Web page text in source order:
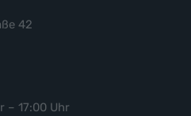
42
– 17:00 Uhr